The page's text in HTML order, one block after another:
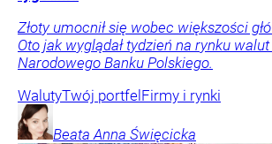
Złoty umocnił się wobec większości
Oto jak wyglądał tydzień na rynku
Narodowego Banku Polskiego.
WalutyTwój portfel Firmy i rynki
Beata Anna Święcicka